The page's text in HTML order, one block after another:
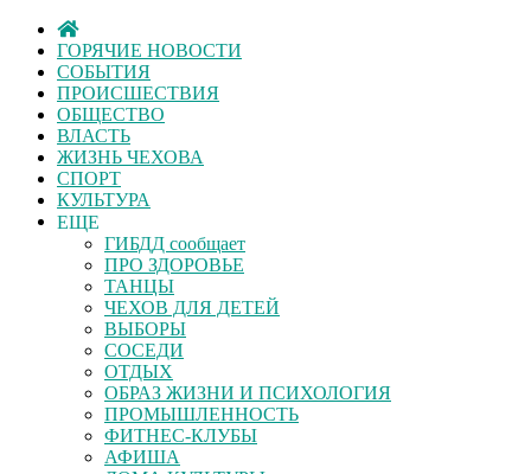
ГОРЯЧИЕ НОВОСТИ
СОБЫТИЯ
ПРОИСШЕСТВИЯ
ОБЩЕСТВО
ВЛАСТЬ
ЖИЗНЬ ЧЕХОВА
СПОРТ
КУЛЬТУРА
ЕЩЕ
ГИБДД сообщает
ПРО ЗДОРОВЬЕ
ТАНЦЫ
ЧЕХОВ ДЛЯ ДЕТЕЙ
ВЫБОРЫ
СОСЕДИ
ОТДЫХ
ОБРАЗ ЖИЗНИ И ПСИХОЛОГИЯ
ПРОМЫШЛЕННОСТЬ
ФИТНЕС-КЛУБЫ
АФИША